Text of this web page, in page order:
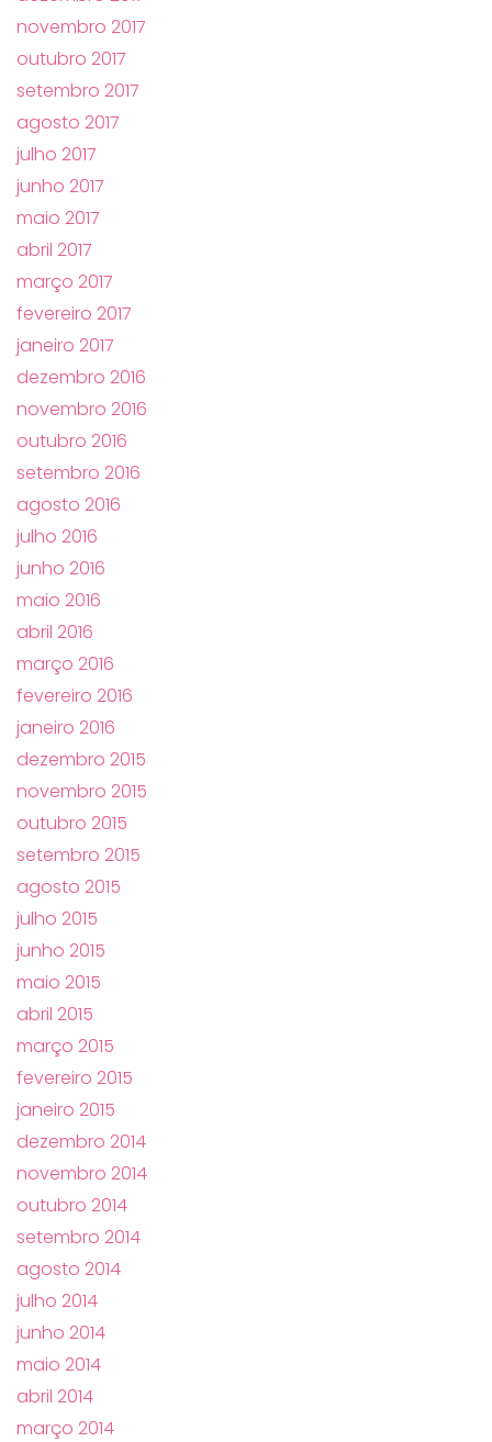
novembro 2017
outubro 2017
setembro 2017
agosto 2017
julho 2017
junho 2017
maio 2017
abril 2017
março 2017
fevereiro 2017
janeiro 2017
dezembro 2016
novembro 2016
outubro 2016
setembro 2016
agosto 2016
julho 2016
junho 2016
maio 2016
abril 2016
março 2016
fevereiro 2016
janeiro 2016
dezembro 2015
novembro 2015
outubro 2015
setembro 2015
agosto 2015
julho 2015
junho 2015
maio 2015
abril 2015
março 2015
fevereiro 2015
janeiro 2015
dezembro 2014
novembro 2014
outubro 2014
setembro 2014
agosto 2014
julho 2014
junho 2014
maio 2014
abril 2014
março 2014